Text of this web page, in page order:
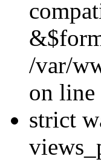
/var/
on line
strict